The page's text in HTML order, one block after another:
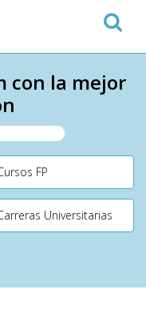
con la mejor
FP
Universitarias